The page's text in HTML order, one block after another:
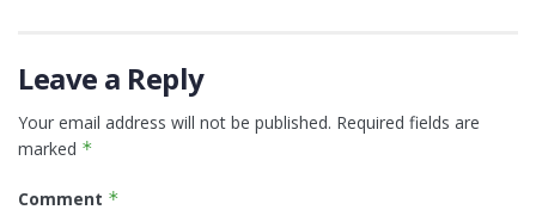
Leave a Reply
Your email address will not be published. Required fields are
marked *
Comment *